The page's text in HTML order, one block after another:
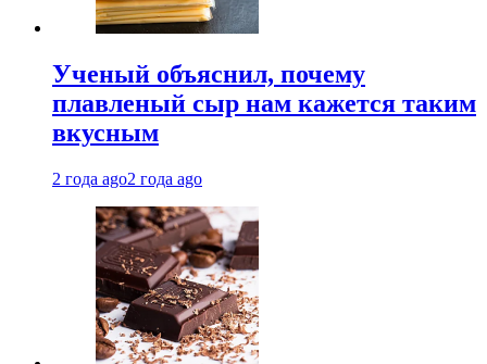
Ученый объяснил, почему
плавленый сыр нам кажется таким
вкусным
2 года ago2 года ago